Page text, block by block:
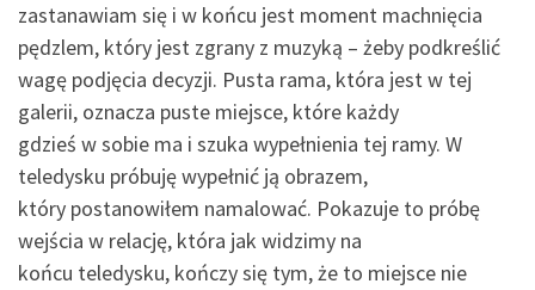
zastanawiam się i w końcu jest moment machnięcia
pędzlem, który jest zgrany z muzyką – żeby podkreślić
wagę podjęcia decyzji. Pusta rama, która jest w tej
galerii, oznacza puste miejsce, które każdy
gdzieś w sobie ma i szuka wypełnienia tej ramy. W
teledysku próbuję wypełnić ją obrazem,
który postanowiłem namalować. Pokazuje to próbę
wejścia w relację, która jak widzimy na
końcu teledysku, kończy się tym, że to miejsce nie